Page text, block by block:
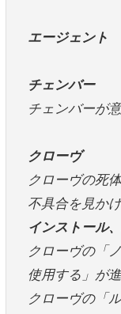
エージェント
チェンバー
チェンバーが
クローヴ
クローヴの死
不具合を見か
インストール
クローヴの「
使用する」が
クローヴの「